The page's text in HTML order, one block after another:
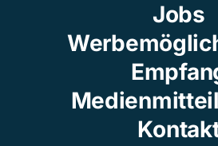
Jobs